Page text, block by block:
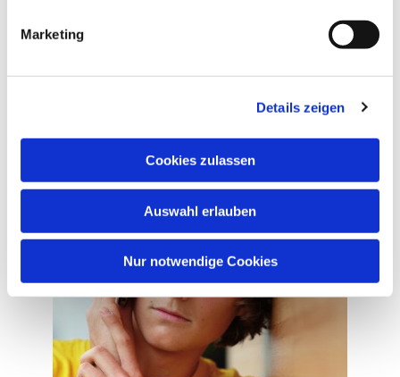
Marketing
Details zeigen
Cookies zulassen
Auswahl erlauben
Nur notwendige Cookies
aufgreift
Broschüre zur Prävention des
Suizids.